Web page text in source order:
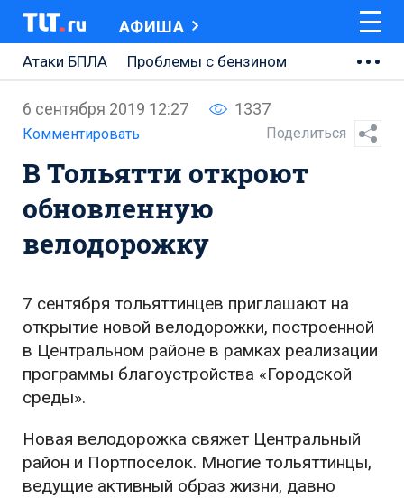
АФИША
Атаки БПЛА
Проблемы с бензином
АВТОВАЗ
Ремонт Центральной площади
Ремонт Обводного шоссе
Набережная Тольятти
Неделя Тольятти
6 сентября 2019 12:27 1337
Комментировать Поделиться
В Тольятти откроют
обновленную
велодорожку
7 сентября тольяттинцев приглашают на
открытие новой велодорожки, построенной
в Центральном районе в рамках реализации
программы благоустройства «Городской
среды».
Новая велодорожка свяжет Центральный
район и Портпоселок. Многие тольяттинцы,
ведущие активный образ жизни, давно